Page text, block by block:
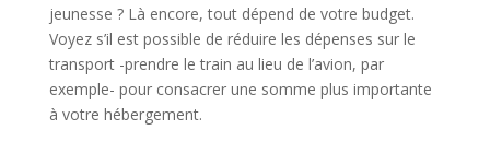
jeunesse ? Là encore, tout dépend de votre budget.
Voyez s’il est possible de réduire les dépenses sur le
transport -prendre le train au lieu de l’avion, par
exemple- pour consacrer une somme plus importante
à votre hébergement.